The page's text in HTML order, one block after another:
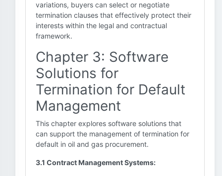
variations, buyers can select or negotiate
termination clauses that effectively protect their
interests within the legal and contractual
framework.
Chapter 3: Software
Solutions for
Termination for Default
Management
This chapter explores software solutions that
can support the management of termination for
default in oil and gas procurement.
3.1 Contract Management Systems: